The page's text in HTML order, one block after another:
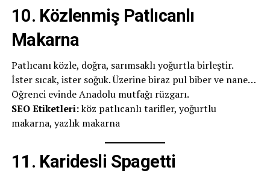
10. Közlenmiş Patlıcanlı
Makarna
Patlıcanı közle, doğra, sarımsaklı yoğurtla birleştir.
İster sıcak, ister soğuk. Üzerine biraz pul biber ve nane…
Öğrenci evinde Anadolu mutfağı rüzgarı.
SEO Etiketleri:köz patlıcanlı tarifler, yoğurtlu
makarna, yazlık makarna
11. Karidesli Spagetti